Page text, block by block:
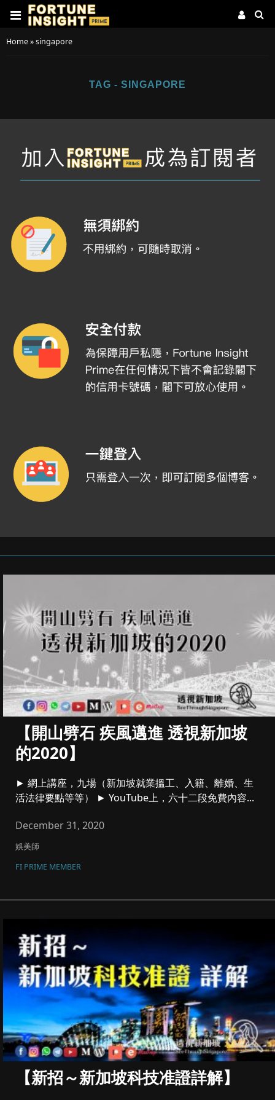
Home»singapore
TAG - SINGAPORE
【開山劈石 疾風邁進 透視新加坡
的2020】
► 網上講座，九場（新加坡就業搵工、入籍、離婚、生
活法律要點等等） ► YouTube上，六十二段免費內容...
December 31, 2020
娛美師
FI PRIME MEMBER
【新招～新加坡科技准證詳解】